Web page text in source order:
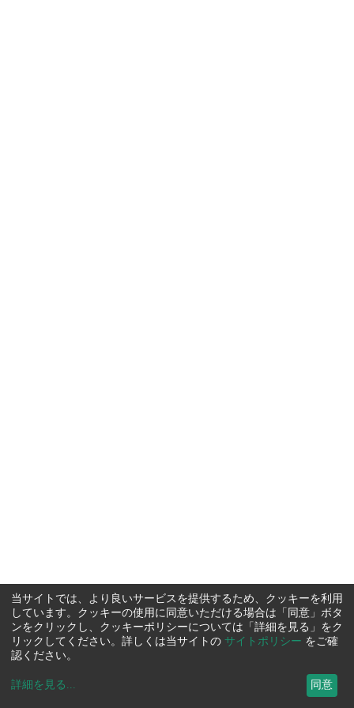
当サイトでは、より良いサービスを提供するため、クッキーを利用
しています。クッキーの使用に同意いただける場合は「同意」ボタ
ンをクリックし、クッキーポリシーについては「詳細を見る」をク
リックしてください。詳しくは当サイトの サイトポリシー をご確
認ください。
詳細を見る ... 同意